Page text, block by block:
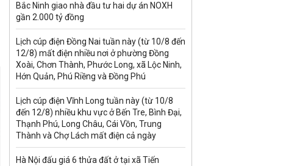
Bắc Ninh giao nhà đầu tư hai dự án NOXH
gần 2.000 tỷ đồng
Lịch cúp điện Đồng Nai tuần này (từ 10/8 đến
12/8) mất điện nhiều nơi ở phường Đồng
Xoài, Chơn Thành, Phước Long, xã Lộc Ninh,
Hớn Quản, Phú Riềng và Đồng Phú
Lịch cúp điện Vĩnh Long tuần này (từ 10/8
đến 12/8) nhiều khu vực ở Bến Tre, Bình Đại,
Thạnh Phú, Long Châu, Cái Vồn, Trung
Thành và Chợ Lách mất điện cả ngày
Hà Nội đấu giá 6 thửa đất ở tại xã Tiến